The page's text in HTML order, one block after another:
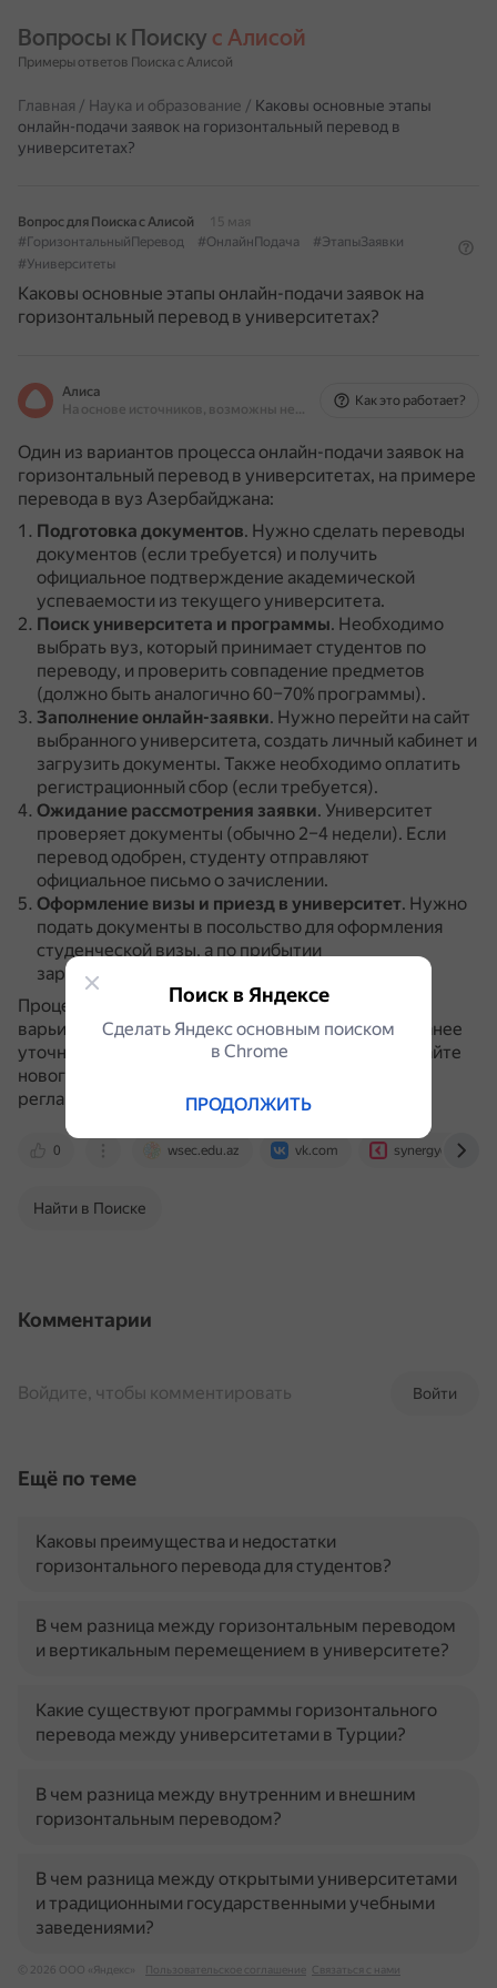
Вопросы к Поиску с Алисой
Примеры ответов Поиска с Алисой
Главная / Наука и образование / Каковы основные этапы
онлайн-подачи заявок на горизонтальный перевод в
университетах?
Вопрос для Поиска с Алисой
15 мая
#ГоризонтальныйПеревод
#ОнлайнПодача
#ЭтапыЗаявки
#Университеты
Каковы основные этапы онлайн-подачи заявок на
горизонтальный перевод в университетах?
Алиса
На основе источников, возможны неточности
Как это работает?
Один из вариантов процесса онлайн-подачи заявок на
горизонтальный перевод в университетах, на примере
перевода в вуз Азербайджана:
Подготовка документов. Нужно сделать переводы
документов (если требуется) и получить
официальное подтверждение академической
успеваемости из текущего университета.
Поиск университета и программы. Необходимо
выбрать вуз, который принимает студентов по
переводу, и проверить совпадение предметов
(должно быть аналогично 60–70% программы).
Заполнение онлайн-заявки. Нужно перейти на сайт
выбранного университета, создать личный кабинет и
загрузить документы. Также необходимо оплатить
регистрационный сбор (если требуется).
Ожидание рассмотрения заявки. Университет
проверяет документы (обычно 2–4 недели). Если
перевод одобрен, студенту отправляют
официальное письмо о зачислении.
Оформление визы и приезд в университет. Нужно
подать документы в посольство для оформления
студенческой визы, а по прибытии
зарегистрироваться в миграционной службе.
Процесс подачи заявок на перевод может
варьироваться в зависимости от вуза.Важно заранее
уточнить полный список необходимых бумаг на сайте
нового университета и следовать установленным
регламентам.
0 wsec.edu.az vk.com synergyonline.ru
Найти в Поиске
Комментарии
Войти
Войдите, чтобы комментировать
Ещё по теме
Каковы преимущества и недостатки
горизонтального перевода для студентов?
В чем разница между горизонтальным переводом
и вертикальным перемещением в университете?
Какие существуют программы горизонтального
перевода между университетами в Турции?
В чем разница между внутренним и внешним
горизонтальным переводом?
В чем разница между открытыми университетами
и традиционными государственными учебными
заведениями?
© 2026 ООО «Яндекс» Пользовательское соглашение Связаться с нами
Поиск в Яндексе
Сделать Яндекс основным поиском
в Сhrome
ПРОДОЛЖИТЬ